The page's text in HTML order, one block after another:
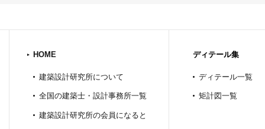
HOME
建築設計研究所について
全国の建築士・設計事務所一覧
建築設計研究所の会員になると
ディテール集
ディテール一覧
矩計図一覧